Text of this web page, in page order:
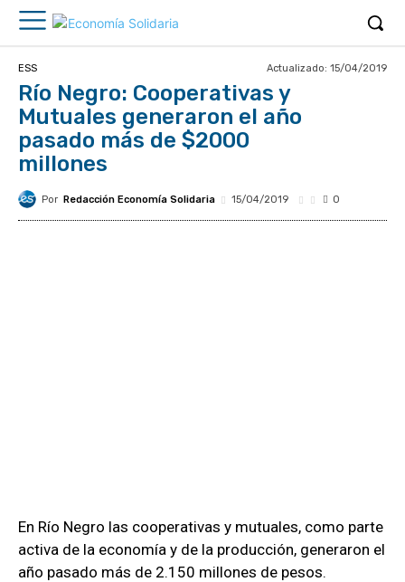
ESS Actualizado: 15/04/2019
Río Negro: Cooperativas y
Mutuales generaron el año
pasado más de $2000
millones
Por Redacción Economía Solidaria 15/04/2019 0
En Río Negro las cooperativas y mutuales, como parte
activa de la economía y de la producción, generaron el
año pasado más de 2.150 millones de pesos.